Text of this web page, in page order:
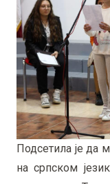
Подсетила је да
на српском